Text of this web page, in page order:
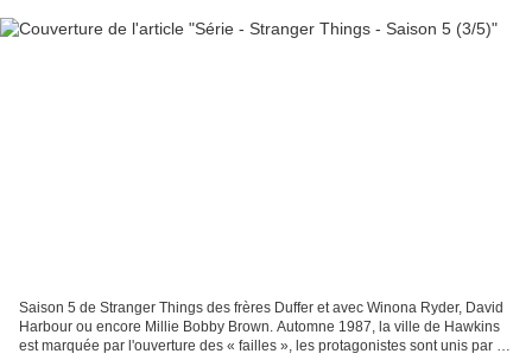
Saison 5 de Stranger Things des frères Duffer et avec Winona Ryder, David
Harbour ou encore Millie Bobby Brown. Automne 1987, la ville de Hawkins
est marquée par l'ouverture des « failles », les protagonistes sont unis par un